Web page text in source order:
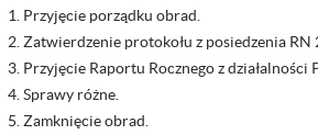
Przyjęcie porządku obrad.
Zatwierdzenie protokołu z posiedzenia RN
Przyjęcie Raportu Rocznego z działalności
Sprawy różne.
Zamknięcie obrad.